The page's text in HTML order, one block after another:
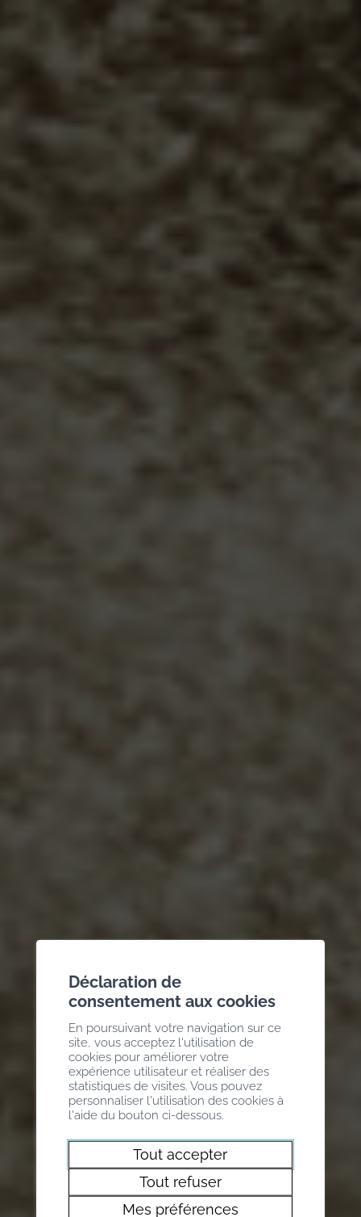
Déclaration de
consentement aux cookies
En poursuivant votre navigation sur ce
site, vous acceptez l'utilisation de
cookies pour améliorer votre
expérience utilisateur et réaliser des
statistiques de visites. Vous pouvez
personnaliser l'utilisation des cookies à
l'aide du bouton ci-dessous.
Tout accepter
Tout refuser
Mes préférences